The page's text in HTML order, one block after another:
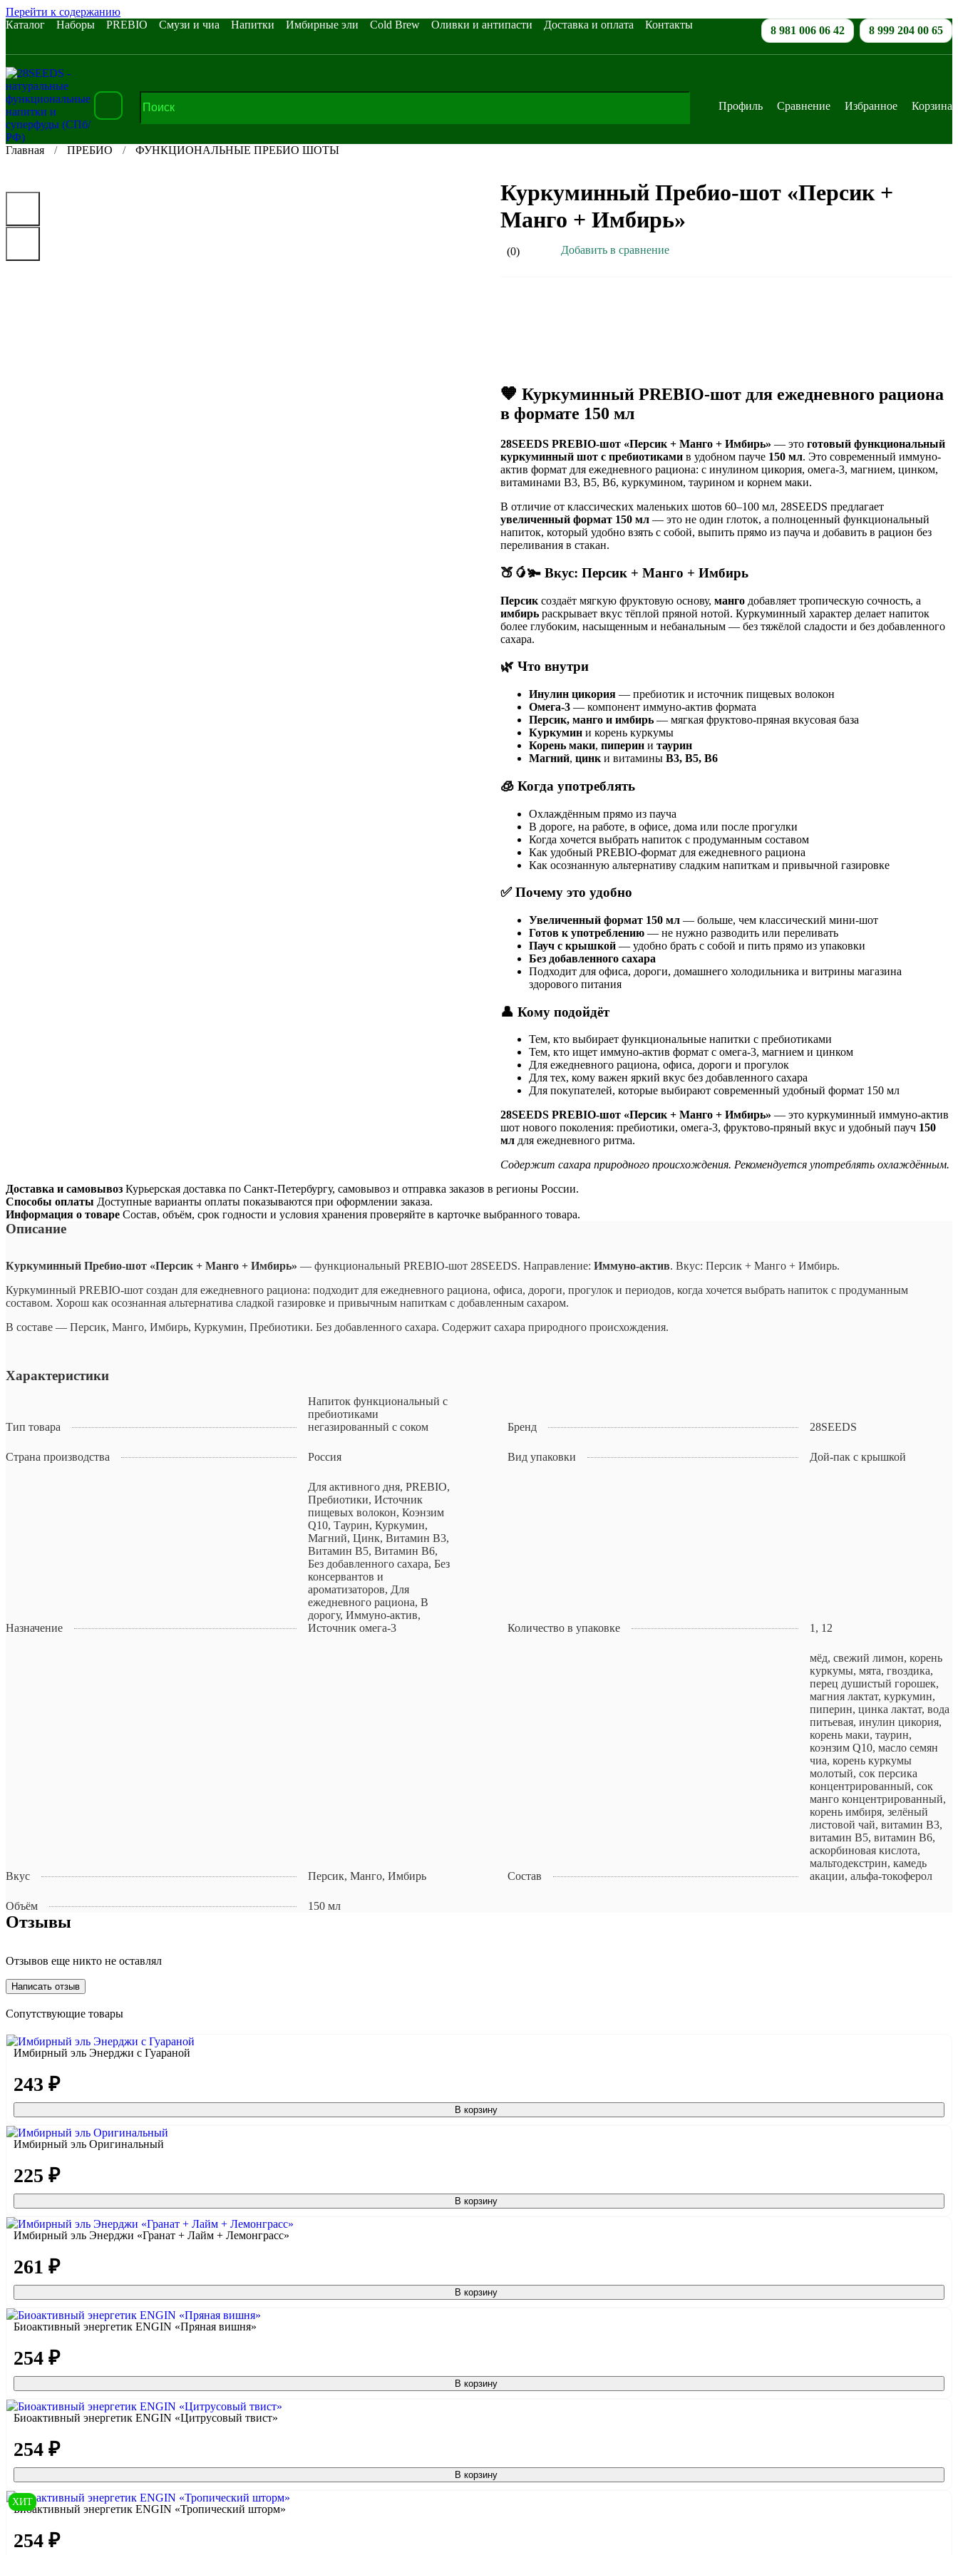
Перейти к содержанию
Каталог
Наборы PREBIO Смузи и чиа Напитки Имбирные эли Cold Brew Оливки и антипасти Доставка и оплата Контакты 8 981 006 06 42 8 999 204 00 65
Профиль Сравнение Избранное Корзина
Главная ПРЕБИО ФУНКЦИОНАЛЬНЫЕ ПРЕБИО ШОТЫ
Куркуминный Пребио-шот «Персик +
Манго + Имбирь»
(0) Добавить в сравнение
🧡 Куркуминный PREBIO-шот для ежедневного рациона
в формате 150 мл
28SEEDS PREBIO-шот «Персик + Манго + Имбирь» — это готовый функциональный
куркуминный шот с пребиотиками в удобном пауче 150 мл. Это современный иммуно-
актив формат для ежедневного рациона: с инулином цикория, омега-3, магнием, цинком,
витаминами B3, B5, B6, куркумином, таурином и корнем маки.
В отличие от классических маленьких шотов 60–100 мл, 28SEEDS предлагает
увеличенный формат 150 мл — это не один глоток, а полноценный функциональный
напиток, который удобно взять с собой, выпить прямо из пауча и добавить в рацион без
переливания в стакан.
🍑🥭🫚 Вкус: Персик + Манго + Имбирь
Персик создаёт мягкую фруктовую основу, манго добавляет тропическую сочность, а
имбирь раскрывает вкус тёплой пряной нотой. Куркуминный характер делает напиток
более глубоким, насыщенным и небанальным — без тяжёлой сладости и без добавленного
сахара.
🌿 Что внутри
Инулин цикория — пребиотик и источник пищевых волокон
Омега-3 — компонент иммуно-актив формата
Персик, манго и имбирь — мягкая фруктово-пряная вкусовая база
Куркумин и корень куркумы
Корень маки, пиперин и таурин
Магний, цинк и витамины B3, B5, B6
🧊 Когда употреблять
Охлаждённым прямо из пауча
В дороге, на работе, в офисе, дома или после прогулки
Когда хочется выбрать напиток с продуманным составом
Как удобный PREBIO-формат для ежедневного рациона
Как осознанную альтернативу сладким напиткам и привычной газировке
✅ Почему это удобно
Увеличенный формат 150 мл — больше, чем классический мини-шот
Готов к употреблению — не нужно разводить или переливать
Пауч с крышкой — удобно брать с собой и пить прямо из упаковки
Без добавленного сахара
Подходит для офиса, дороги, домашнего холодильника и витрины магазина
здорового питания
👤 Кому подойдёт
Тем, кто выбирает функциональные напитки с пребиотиками
Тем, кто ищет иммуно-актив формат с омега-3, магнием и цинком
Для ежедневного рациона, офиса, дороги и прогулок
Для тех, кому важен яркий вкус без добавленного сахара
Для покупателей, которые выбирают современный удобный формат 150 мл
28SEEDS PREBIO-шот «Персик + Манго + Имбирь» — это куркуминный иммуно-актив
шот нового поколения: пребиотики, омега-3, фруктово-пряный вкус и удобный пауч 150
мл для ежедневного ритма.
Содержит сахара природного происхождения. Рекомендуется употреблять охлаждённым.
Доставка и самовывоз Курьерская доставка по Санкт-Петербургу, самовывоз и отправка заказов в регионы России.
Способы оплаты Доступные варианты оплаты показываются при оформлении заказа.
Информация о товаре Состав, объём, срок годности и условия хранения проверяйте в карточке выбранного товара.
Описание
Куркуминный Пребио-шот «Персик + Манго + Имбирь» — функциональный PREBIO-шот 28SEEDS. Направление: Иммуно-актив. Вкус: Персик + Манго + Имбирь.
Куркуминный PREBIO-шот создан для ежедневного рациона: подходит для ежедневного рациона, офиса, дороги, прогулок и периодов, когда хочется выбрать напиток с продуманным
составом. Хорош как осознанная альтернатива сладкой газировке и привычным напиткам с добавленным сахаром.
В составе — Персик, Манго, Имбирь, Куркумин, Пребиотики. Без добавленного сахара. Содержит сахара природного происхождения.
Характеристики
Тип товара
Напиток функциональный с
пребиотиками
негазированный с соком
Бренд 28SEEDS
Страна производства Россия Вид упаковки Дой-пак с крышкой
Назначение
Для активного дня, PREBIO,
Пребиотики, Источник
пищевых волокон, Коэнзим
Q10, Таурин, Куркумин,
Магний, Цинк, Витамин B3,
Витамин B5, Витамин B6,
Без добавленного сахара, Без
консервантов и
ароматизаторов, Для
ежедневного рациона, В
дорогу, Иммуно-актив,
Источник омега-3
Количество в упаковке 1, 12
Вкус Персик, Манго, Имбирь Состав
мёд, свежий лимон, корень
куркумы, мята, гвоздика,
перец душистый горошек,
магния лактат, куркумин,
пиперин, цинка лактат, вода
питьевая, инулин цикория,
корень маки, таурин,
коэнзим Q10, масло семян
чиа, корень куркумы
молотый, сок персика
концентрированный, сок
манго концентрированный,
корень имбиря, зелёный
листовой чай, витамин B3,
витамин B5, витамин B6,
аскорбиновая кислота,
мальтодекстрин, камедь
акации, альфа-токоферол
Объём 150 мл
Отзывы
Отзывов еще никто не оставлял
Написать отзыв
Сопутствующие товары
Имбирный эль Энерджи с Гуараной
243 ₽
В корзину
Имбирный эль Оригинальный
225 ₽
В корзину
Имбирный эль Энерджи «Гранат + Лайм + Лемонграсс»
261 ₽
В корзину
Биоактивный энергетик ENGIN «Пряная вишня»
254 ₽
В корзину
Биоактивный энергетик ENGIN «Цитрусовый твист»
254 ₽
В корзину
ХИТ
Биоактивный энергетик ENGIN «Тропический шторм»
254 ₽